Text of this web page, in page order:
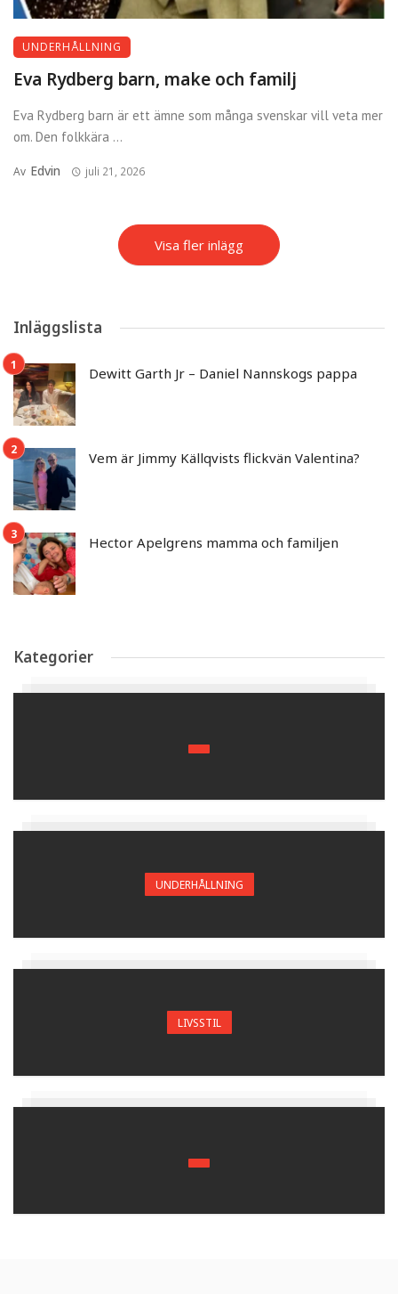
UNDERHÅLLNING
Eva Rydberg barn, make och familj
Eva Rydberg barn är ett ämne som många svenskar vill veta mer
om. Den folkkära ...
Av Edvin juli 21, 2026
Visa fler inlägg
Inläggslista
Dewitt Garth Jr – Daniel Nannskogs pappa
Vem är Jimmy Källqvists flickvän Valentina?
Hector Apelgrens mamma och familjen
Kategorier
UNDERHÅLLNING
LIVSSTIL